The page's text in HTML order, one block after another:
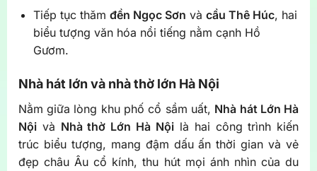
Tiếp tục thăm đền Ngọc Sơn và cầu Thê Húc, hai
biểu tượng văn hóa nổi tiếng nằm cạnh Hồ
Gươm.
Nhà hát lớn và nhà thờ lớn Hà Nội
Nằm giữa lòng khu phố cổ sầm uất, Nhà hát Lớn Hà
Nộivà Nhà thờ Lớn Hà Nộilà hai công trình kiến
trúc biểu tượng, mang đậm dấu ấn thời gian và vẻ
đẹp châu Âu cổ kính, thu hút mọi ánh nhìn của du